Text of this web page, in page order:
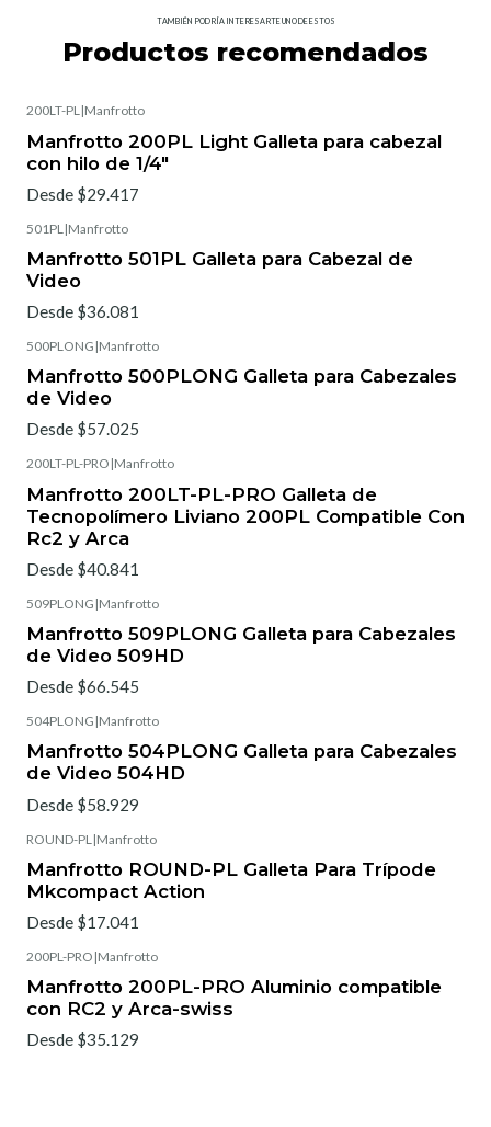
TAMBIÉN PODRÍA INTERESARTE UNO DE ESTOS
Productos recomendados
200LT-PL|Manfrotto
Manfrotto 200PL Light Galleta para cabezal
con hilo de 1/4"
Desde $29.417
501PL |Manfrotto
Manfrotto 501PL Galleta para Cabezal de
Video
Desde $36.081
500PLONG |Manfrotto
Manfrotto 500PLONG Galleta para Cabezales
de Video
Desde $57.025
200LT-PL-PRO |Manfrotto
Manfrotto 200LT-PL-PRO Galleta de
Tecnopolímero Liviano 200PL Compatible Con
Rc2 y Arca
Desde $40.841
509PLONG |Manfrotto
Manfrotto 509PLONG Galleta para Cabezales
de Video 509HD
Desde $66.545
504PLONG |Manfrotto
Manfrotto 504PLONG Galleta para Cabezales
de Video 504HD
Desde $58.929
ROUND-PL |Manfrotto
Manfrotto ROUND-PL Galleta Para Trípode
Mkcompact Action
Desde $17.041
200PL-PRO |Manfrotto
Manfrotto 200PL-PRO Aluminio compatible
con RC2 y Arca-swiss
Desde $35.129